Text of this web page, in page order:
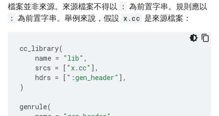
檔案並非來源。來源檔案不得以
: 為前置字串。規則應以
: 為前置字串。舉例來說，假設 x.cc 是來源檔案：
cc_library(
name = "lib" ,
srcs = [ "x.cc" ],
hdrs = [ ":gen_header" ],
)
genrule(